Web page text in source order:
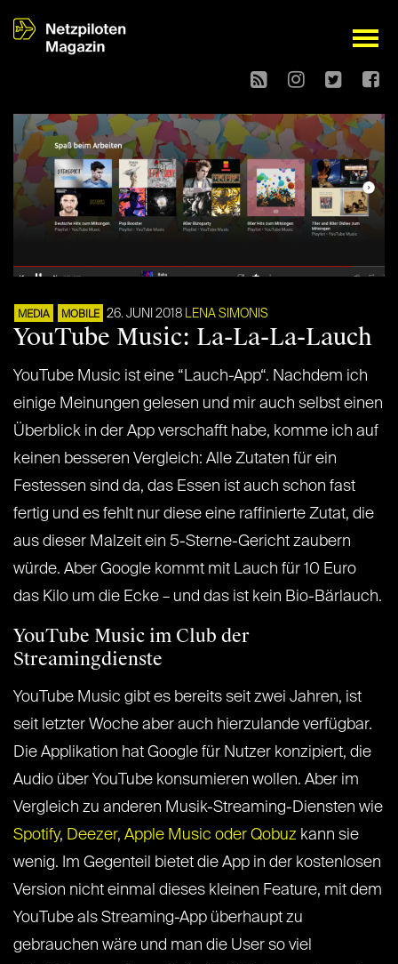
open
MEDIA MOBILE 26. JUNI 2018 LENA SIMONIS
YouTube Music: La-La-La-Lauch
YouTube Music ist eine “Lauch-App“. Nachdem ich
einige Meinungen gelesen und mir auch selbst einen
Überblick in der App verschafft habe, komme ich auf
keinen besseren Vergleich: Alle Zutaten für ein
Festessen sind da, das Essen ist auch schon fast
fertig und es fehlt nur diese eine raffinierte Zutat, die
aus dieser Malzeit ein 5-Sterne-Gericht zaubern
würde. Aber Google kommt mit Lauch für 10 Euro
das Kilo um die Ecke – und das ist kein Bio-Bärlauch.
YouTube Music im Club der
Streamingdienste
YouTube Music gibt es bereits seit zwei Jahren, ist
seit letzter Woche aber auch hierzulande verfügbar.
Die Applikation hat Google für Nutzer konzipiert, die
Audio über YouTube konsumieren wollen. Aber im
Vergleich zu anderen Musik-Streaming-Diensten wie
Spotify, Deezer, Apple Music oder Qobuz kann sie
wenig. Im Gegenteil bietet die App in der kostenlosen
Version nicht einmal dieses kleinen Feature, mit dem
YouTube als Streaming-App überhaupt zu
gebrauchen wäre und man die User so viel